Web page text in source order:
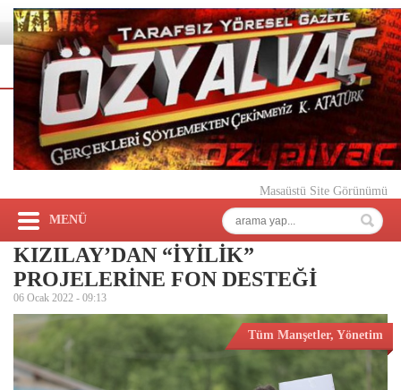
Masaüstü Site Görünümü
MENÜ
KIZILAY’DAN “İYİLİK”
PROJELERİNE FON DESTEĞİ
06 Ocak 2022 - 09:13
Tüm Manşetler, Yönetim